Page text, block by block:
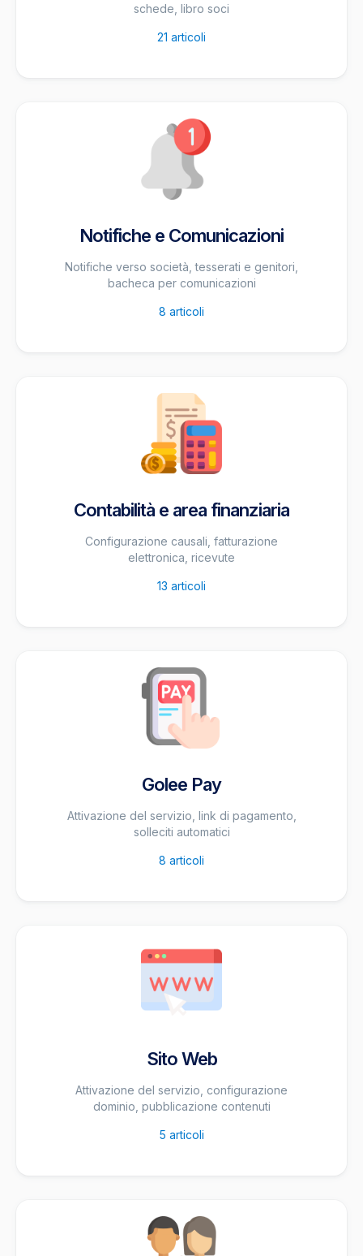
schede, libro soci
21 articoli
Notifiche e Comunicazioni
Notifiche verso società, tesserati e genitori,
bacheca per comunicazioni
8 articoli
Contabilità e area finanziaria
Configurazione causali, fatturazione
elettronica, ricevute
13 articoli
Golee Pay
Attivazione del servizio, link di pagamento,
solleciti automatici
8 articoli
Sito Web
Attivazione del servizio, configurazione
dominio, pubblicazione contenuti
5 articoli